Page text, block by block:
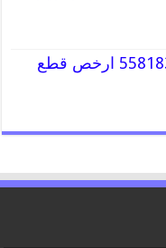
قطع غيار دودج 55818355 ارخص قطع